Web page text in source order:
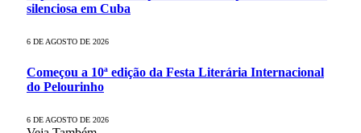
silenciosa em Cuba
6 DE AGOSTO DE 2026
Começou a 10ª edição da Festa Literária Internacional
do Pelourinho
6 DE AGOSTO DE 2026